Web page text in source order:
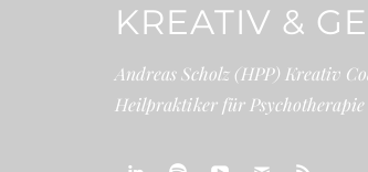
KREATIV &
Andreas Scholz (HPP) Kreativ
Heilpraktiker für Psychotherapie